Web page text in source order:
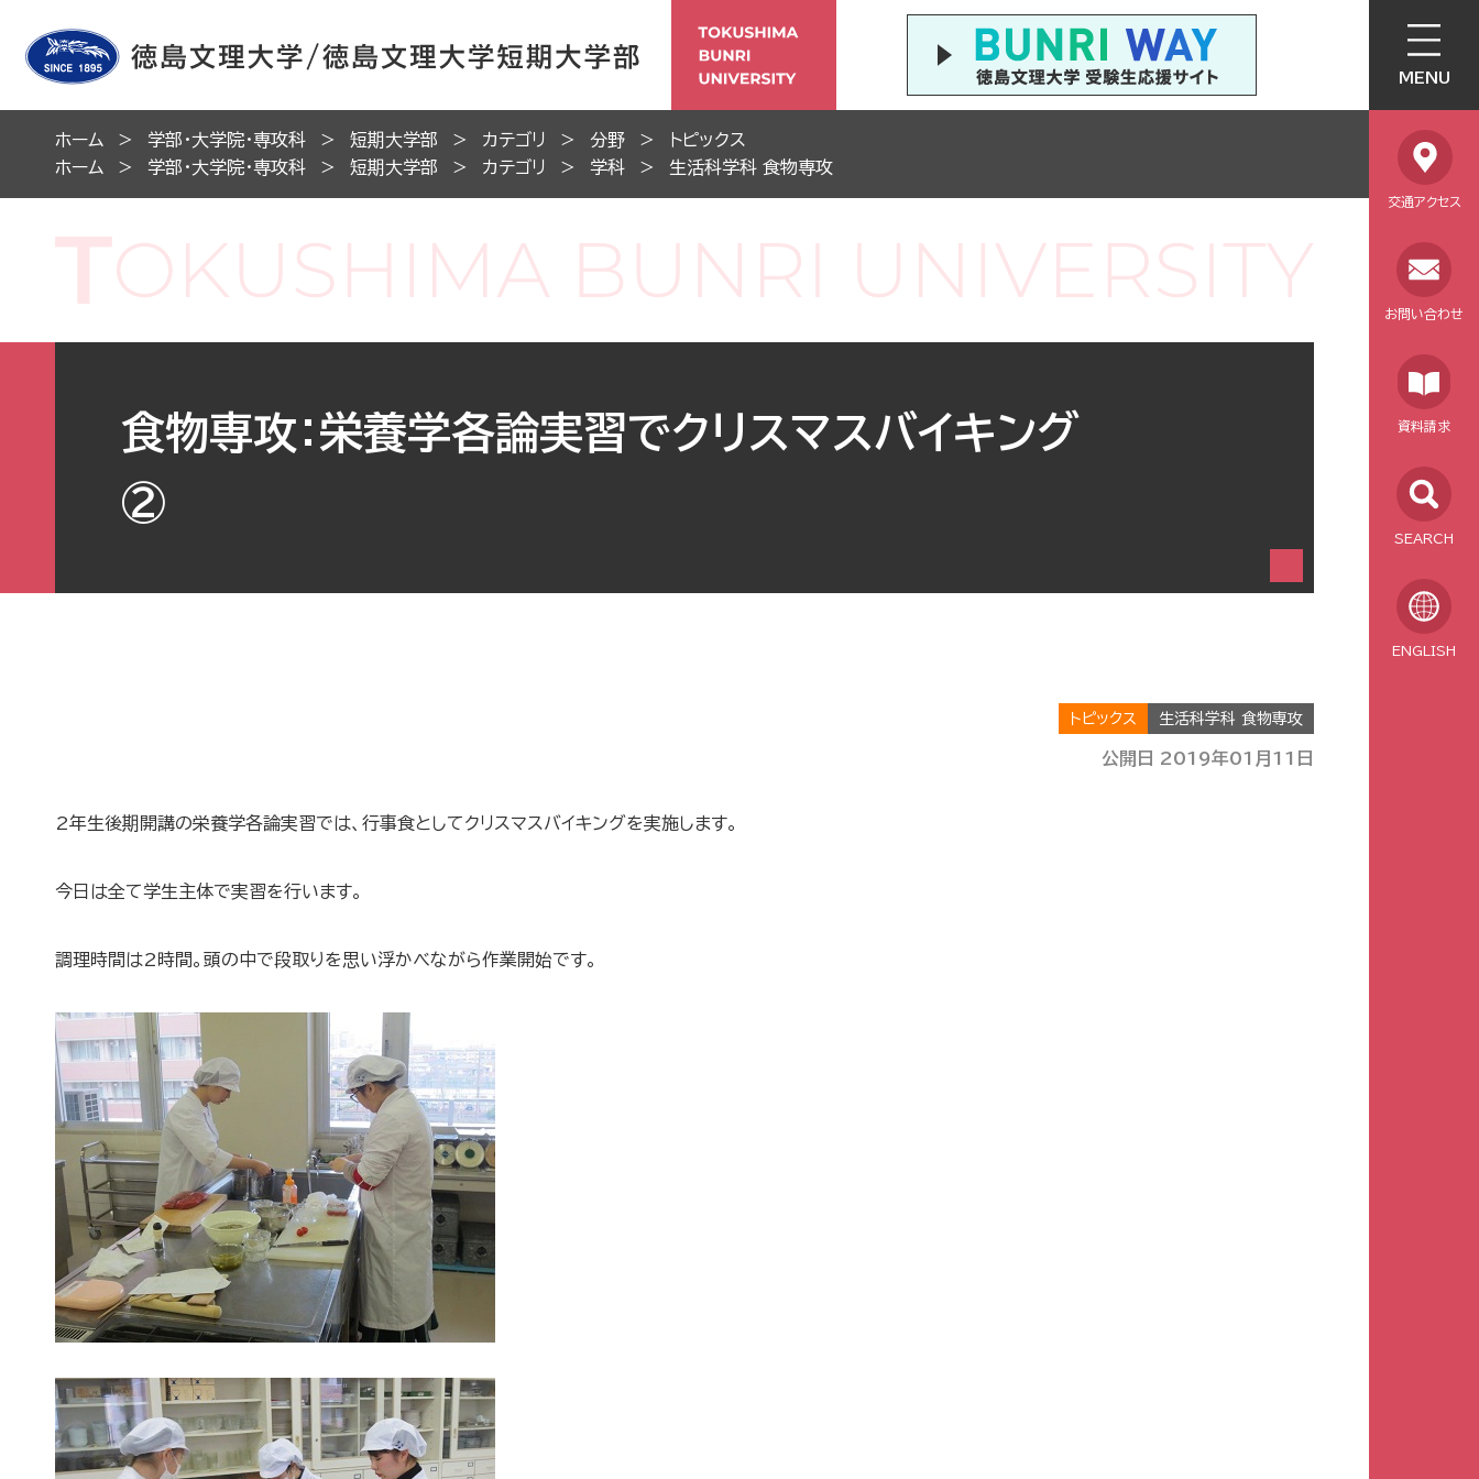
MENU
交通アクセス
お問い合わせ
資料請求
SEARCH
ENGLISH
ホーム 学部・大学院・専攻科 短期大学部 カテゴリ 分野
トピックス
ホーム
学部・大学院・専攻科 短期大学部 カテゴリ 学科 生活科学科 食物専攻
食物専攻：栄養学各論実習でクリスマスバイキング
②
トピックス 生活科学科 食物専攻
公開日 2019年01月11日
2年生後期開講の栄養学各論実習では、行事食としてクリスマスバイキングを実施します。
今日は全て学生主体で実習を行います。
調理時間は2時間。頭の中で段取りを思い浮かべながら作業開始です。